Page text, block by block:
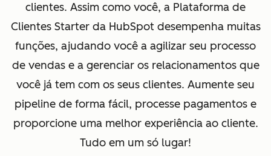
clientes. Assim como você, a Plataforma de
Clientes Starter da HubSpot desempenha muitas
funções, ajudando você a agilizar seu processo
de vendas e a gerenciar os relacionamentos que
você já tem com os seus clientes. Aumente seu
pipeline de forma fácil, processe pagamentos e
proporcione uma melhor experiência ao cliente.
Tudo em um só lugar!